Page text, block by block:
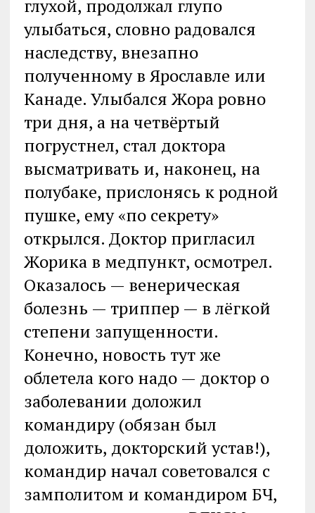
глухой, продолжал глупо
улыбаться, словно радовался
наследству, внезапно
полученному в Ярославле или
Канаде. Улыбался Жора ровно
три дня, а на четвёртый
погрустнел, стал доктора
высматривать и, наконец, на
полубаке, прислонясь к родной
пушке, ему «по секрету»
открылся. Доктор пригласил
Жорика в медпункт, осмотрел.
Оказалось — венерическая
болезнь — триппер — в лёгкой
степени запущенности.
Конечно, новость тут же
облетела кого надо — доктор о
заболевании доложил
командиру (обязан был
доложить, докторский устав!),
командир начал советовался с
замполитом и командиром БЧ,